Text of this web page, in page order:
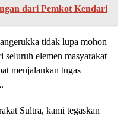
dari Pemkot Kendari
tidak lupa mohon
seluruh elemen masyarakat
menjalankan tugas
Sultra, kami tegaskan